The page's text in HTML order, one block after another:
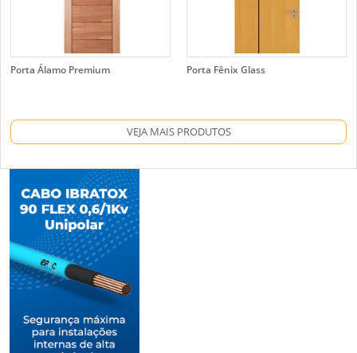
Porta Álamo Premium Porta Fênix Glass
VEJA MAIS PRODUTOS